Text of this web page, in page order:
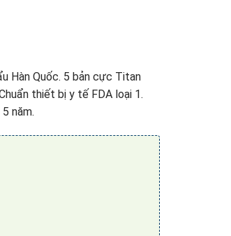
Hàn Quốc. 5 bản cực Titan
thiết bị y tế FDA loại 1.
năm.